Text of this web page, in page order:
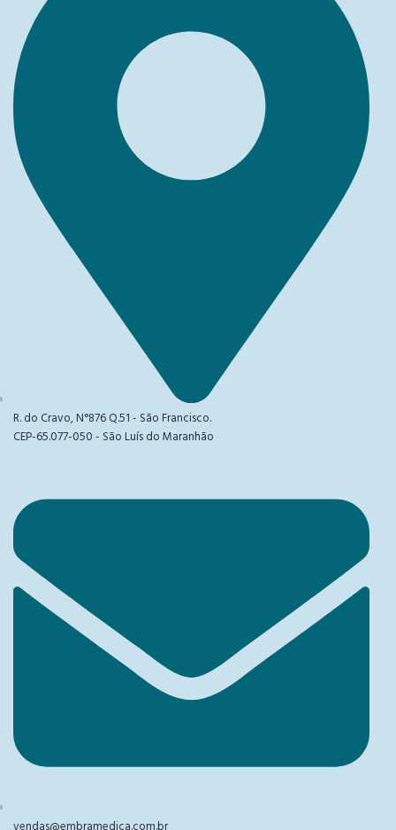
R. do Cravo, N°876 Q.51 - São Francisco.
CEP-65.077-050 - São Luís do Maranhão